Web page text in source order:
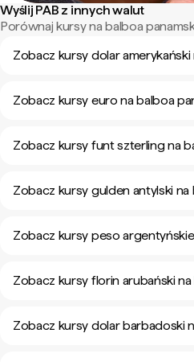
Wyślij PAB z innych walut
Porównaj kursy na balboa
Zobacz kursy dolar amerykański
Zobacz kursy euro na balboa
Zobacz kursy funt szterling na
Zobacz kursy gulden antylski na
Zobacz kursy peso
Zobacz kursy florin arubański
Zobacz kursy dolar barbadoski